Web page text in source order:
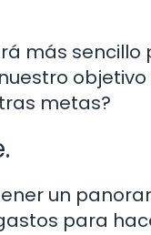
más sencillo
metas?
un
para